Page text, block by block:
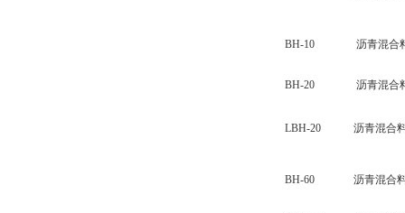
BH-10 沥青混合
BH-20 沥青混合
LBH-20 沥青混合
BH-60 沥青混合